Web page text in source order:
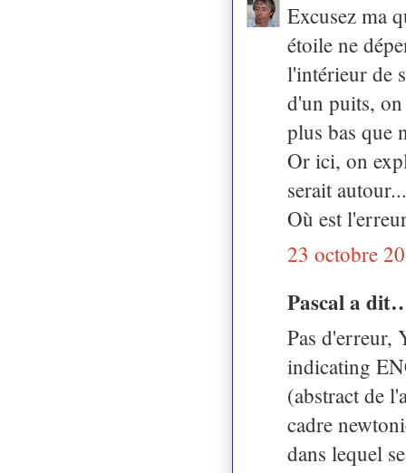
Excusez ma
étoile ne
l'intérieur de
d'un puits,
plus bas que
Or ici, on
serait autour...
Où est
23 octobre
Pascal a
Pas d'erreur,
indicating
(abstract de
cadre
dans lequel